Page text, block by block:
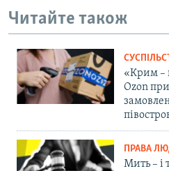
Читайте також
«Крим –
Ozon
ПРАВА
Мить – і